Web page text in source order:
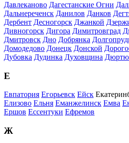
Давлеканово Дагестанские Огни
Дальнереченск Данилов Данков
Дербент Десногорск Джанкой
Дивногорск Дигора Димитровград
Дмитровск Дно Добрянка
Домодедово Донецк Донской
Дубовка Дудинка Духовщина
Е
Евпатория Егорьевск Ейск
Елизово Ельня Еманжелинск Емва
Ершов Ессентуки Ефремов
Ж